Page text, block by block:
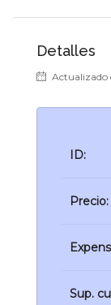
Detalles
Actualizado
ID:
Precio:
Sup.